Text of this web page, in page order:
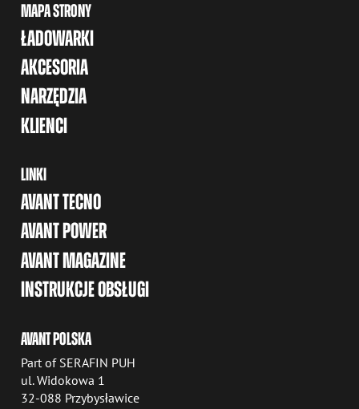
MAPA STRONY
ŁADOWARKI
AKCESORIA
NARZĘDZIA
KLIENCI
LINKI
AVANT TECNO
AVANT POWER
AVANT MAGAZINE
INSTRUKCJE OBSŁUGI
AVANT POLSKA
Part of SERAFIN PUH
ul. Widokowa 1
32-088 Przybysławice